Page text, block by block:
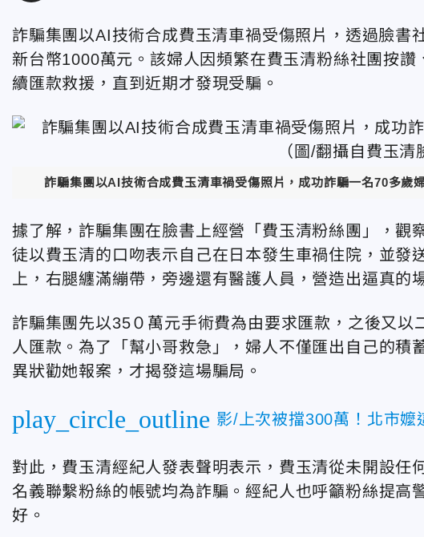
詐騙集團以AI技術合成費玉清車禍受傷照片，透過臉書
新台幣1000萬元。該婦人因頻繁在費玉清粉絲社團按
續匯款救援，直到近期才發現受騙。
詐騙集團以AI技術合成費玉清車禍受傷照片，成功詐騙一名70多歲
據了解，詐騙集團在臉書上經營「費玉清粉絲團」，觀
徒以費玉清的口吻表示自己在日本發生車禍住院，並發
上，右腿纏滿繃帶，旁邊還有醫護人員，營造出逼真的
詐騙集團先以35０萬元手術費為由要求匯款，之後又
人匯款。為了「幫小哥救急」，婦人不僅匯出自己的積
異狀勸她報案，才揭發這場騙局。
play_circle_outline 影/上次被擋300萬！北市
對此，費玉清經紀人發表聲明表示，費玉清從未開設任
名義聯繫粉絲的帳號均為詐騙。經紀人也呼籲粉絲提高
好。